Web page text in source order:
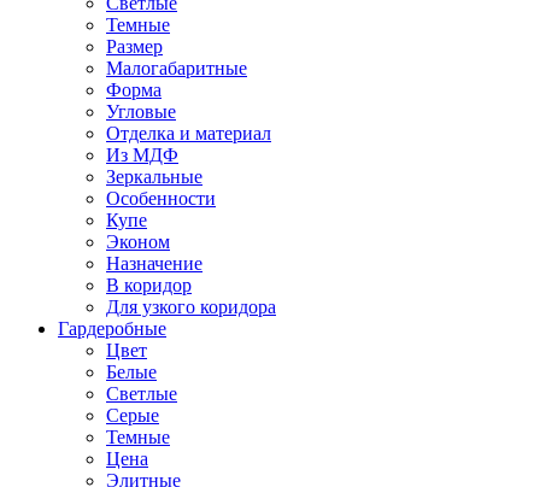
Темные
Размер
Малогабаритные
Форма
Угловые
Отделка и материал
Из МДФ
Зеркальные
Особенности
Купе
Эконом
Назначение
В коридор
Для узкого коридора
Гардеробные
Цвет
Белые
Светлые
Серые
Темные
Цена
Элитные